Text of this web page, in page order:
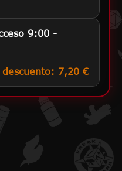
9:00 -
descuento: 7,20 €